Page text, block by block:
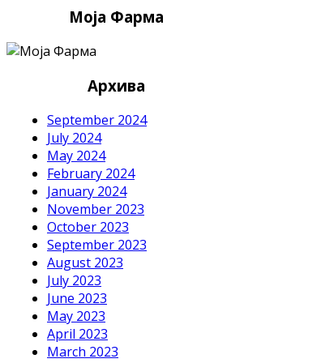
Моја Фарма
Архива
September 2024
July 2024
May 2024
February 2024
January 2024
November 2023
October 2023
September 2023
August 2023
July 2023
June 2023
May 2023
April 2023
March 2023